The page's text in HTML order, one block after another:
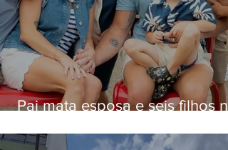
Pai mata esposa e seis filhos